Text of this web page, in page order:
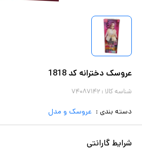
عروسک دخترانه کد 1818
شناسه کالا : ۷۴۰۸۷۱۴۲
دسته بندی : عروسک و مدل
شرایط گارانتی